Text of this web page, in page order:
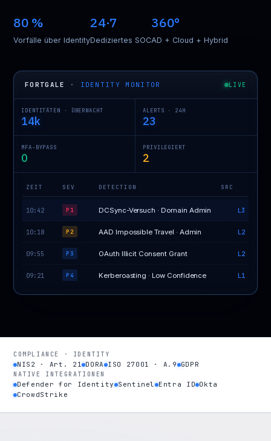
80 %
Vorfälle über Identity
24·7
Dediziertes SOC
360°
AD + Cloud + Hybrid
FORTGALE · IDENTITY MONITOR LIVE
IDENTITÄTEN · ÜBERWACHT
14k
ALERTS · 24H
23
MFA-BYPASS
0
PRIVILEGIERT
2
ZEIT SEV DETECTION SRC
10:42 P1 DCSync-Versuch · Domain Admin L3
10:18 P2 AAD Impossible Travel · Admin L2
09:55 P3 OAuth Illicit Consent Grant L2
09:21 P4 Kerberoasting · Low Confidence L1
COMPLIANCE · IDENTITY
NIS2 · Art. 21 DORA ISO 27001 · A.9 GDPR
NATIVE INTEGRATIONEN
Defender for Identity Sentinel Entra ID Okta
CrowdStrike